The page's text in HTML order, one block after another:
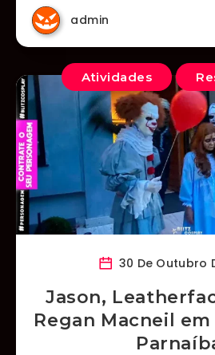
admin
Atividades
30 De Outubro
Jason,
Regan Macneil